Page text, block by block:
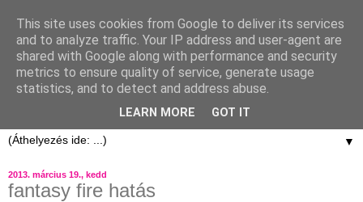
▼
2013. március 19., kedd
fantasy fire hatás
This site uses cookies from Google to deliver its services
and to analyze traffic. Your IP address and user-agent are
shared with Google along with performance and security
metrics to ensure quality of service, generate usage
statistics, and to detect and address abuse.
LEARN MORE GOT IT